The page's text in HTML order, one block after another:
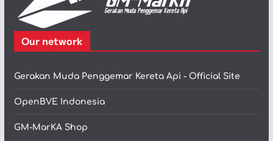
Our network
Gerakan Muda Penggemar Kereta Api - Official Site
OpenBVE Indonesia
GM-MarKA Shop